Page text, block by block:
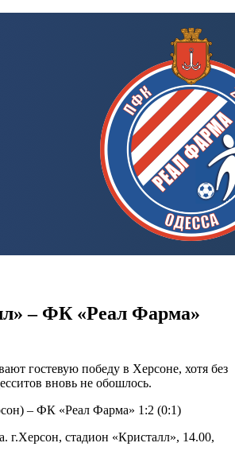
– ФК «Реал Фарма»
гостевую победу в Херсоне, хотя без
вновь не обошлось.
– ФК «Реал Фарма» 1:2 (0:1)
г.Херсон, стадион «Кристалл», 14.00,